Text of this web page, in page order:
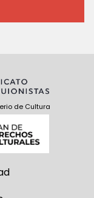
de Cultura